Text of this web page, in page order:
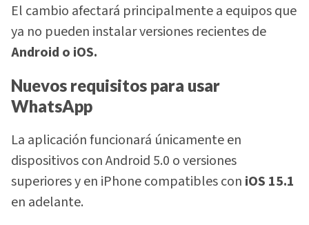
El cambio afectará principalmente a equipos que
ya no pueden instalar versiones recientes de
Android o iOS.
Nuevos requisitos para usar
WhatsApp
La aplicación funcionará únicamente en
dispositivos con Android 5.0 o versiones
superiores y en iPhone compatibles con iOS 15.1
en adelante.